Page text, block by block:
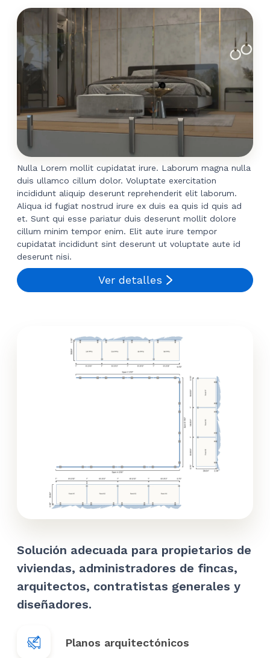
Nulla Lorem mollit cupidatat irure. Laborum magna nulla
duis ullamco cillum dolor. Voluptate exercitation
incididunt aliquip deserunt reprehenderit elit laborum.
Aliqua id fugiat nostrud irure ex duis ea quis id quis ad
et. Sunt qui esse pariatur duis deserunt mollit dolore
cillum minim tempor enim. Elit aute irure tempor
cupidatat incididunt sint deserunt ut voluptate aute id
deserunt nisi.
Ver detalles
Solución adecuada para propietarios de
viviendas, administradores de fincas,
arquitectos, contratistas generales y
diseñadores.
Planos arquitectónicos